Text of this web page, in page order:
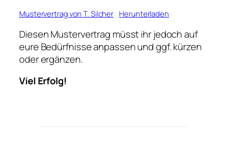
Mustervertrag von T. Silcher Herunterladen
Diesen Mustervertrag müsst ihr jedoch auf
eure Bedürfnisse anpassen und ggf. kürzen
oder ergänzen.
Viel Erfolg!